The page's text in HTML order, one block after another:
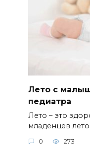
Лето с
педиатра
Лето – это
младенцев лето
0 273